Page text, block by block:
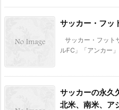
サッカー・フッ
サッカー・フット
ルFC」「アンカー
サッカーの永久
北米、南米、ア